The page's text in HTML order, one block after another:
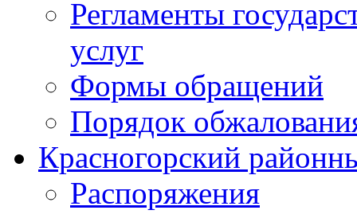
Регламенты
услуг
Формы обращений
Порядок
Красногорский
Распоряжения